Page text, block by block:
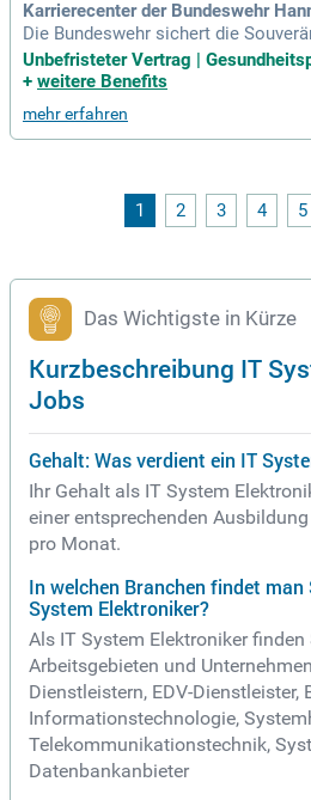
Karrierecenter der Bundeswehr
Die Bundeswehr sichert die
tschlands und bietet Schutz für ihre
erbündete und leistet Amtshilfe bei
Völkerrecht. Die
stellt sicher, dass elektronische
len durch. Das Team analysiert und
n geltenden Gesetzen und
Unbefristeter Vertrag |
+ weitere Benefits
mehr erfahren
1 2 3 4 5
Das Wichtigste in Kürze
Kurzbeschreibung IT
Jobs
Gehalt: Was verdient ein IT
Ihr Gehalt als IT System
einer entsprechenden
pro Monat.
In welchen Branchen findet
System Elektroniker?
Als IT System Elektroniker
Arbeitsgebieten und
Dienstleistern, EDV-Dienstleister,
Informationstechnologie,
Telekommunikationstechnik,
Datenbankanbieter